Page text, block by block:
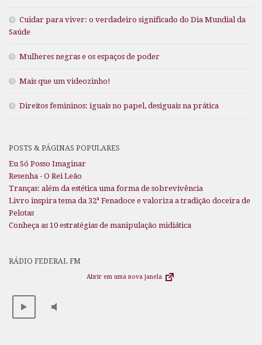
Cuidar para viver: o verdadeiro significado do Dia Mundial da
Saúde
Mulheres negras e os espaços de poder
Mais que um videozinho!
Direitos femininos: iguais no papel, desiguais na prática
POSTS & PÁGINAS POPULARES
Eu Só Posso Imaginar
Resenha - O Rei Leão
Tranças: além da estética uma forma de sobrevivência
Livro inspira tema da 32ª Fenadoce e valoriza a tradição doceira de
Pelotas
Conheça as 10 estratégias de manipulação midiática
RÁDIO FEDERAL FM
Abrir em uma nova janela